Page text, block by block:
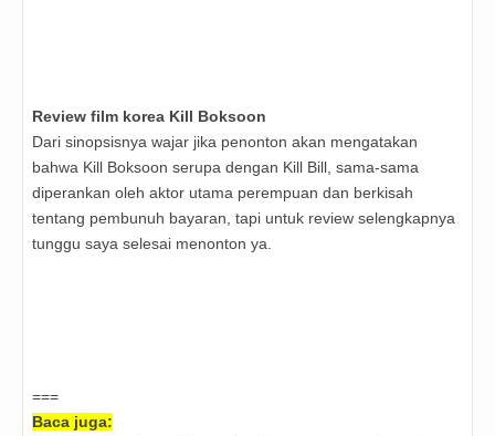
Review film korea Kill Boksoon
Dari sinopsisnya wajar jika penonton akan mengatakan
bahwa Kill Boksoon serupa dengan Kill Bill, sama-sama
diperankan oleh aktor utama perempuan dan berkisah
tentang pembunuh bayaran, tapi untuk review selengkapnya
tunggu saya selesai menonton ya.
===
Baca juga: